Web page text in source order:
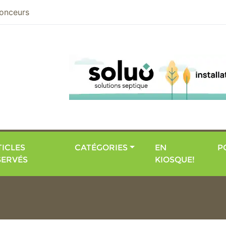
CATÉGORIES
EN
KIOSQUE!